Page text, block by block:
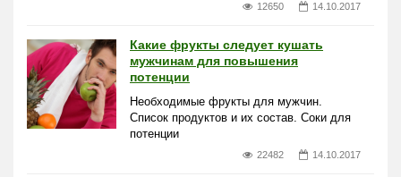
12650 14.10.2017
Какие фрукты следует кушать
мужчинам для повышения
потенции
Необходимые фрукты для мужчин.
Список продуктов и их состав. Соки для
потенции
22482 14.10.2017